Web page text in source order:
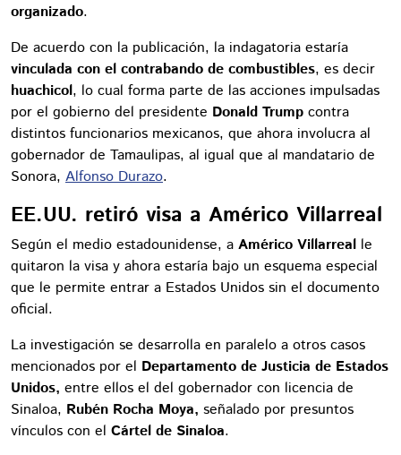
organizado.
De acuerdo con la publicación, la indagatoria estaría
vinculada con el contrabando de combustibles, es decir
huachicol, lo cual forma parte de las acciones impulsadas
por el gobierno del presidente Donald Trump contra
distintos funcionarios mexicanos, que ahora involucra al
gobernador de Tamaulipas, al igual que al mandatario de
Sonora, Alfonso Durazo.
EE.UU. retiró visa a Américo Villarreal
Según el medio estadounidense, a Américo Villarreal le
quitaron la visa y ahora estaría bajo un esquema especial
que le permite entrar a Estados Unidos sin el documento
oficial.
La investigación se desarrolla en paralelo a otros casos
mencionados por el Departamento de Justicia de Estados
Unidos, entre ellos el del gobernador con licencia de
Sinaloa, Rubén Rocha Moya, señalado por presuntos
vínculos con el Cártel de Sinaloa.